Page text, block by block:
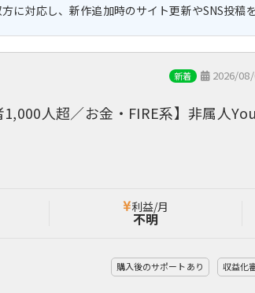
対応し、新作追加時のサイト更新やSNS投稿
新着 2026/
1,000人超／お金・FIRE系】非属人
利益/月
不明
購入後のサポートあり 収益化